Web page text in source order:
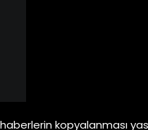
kopyalanması